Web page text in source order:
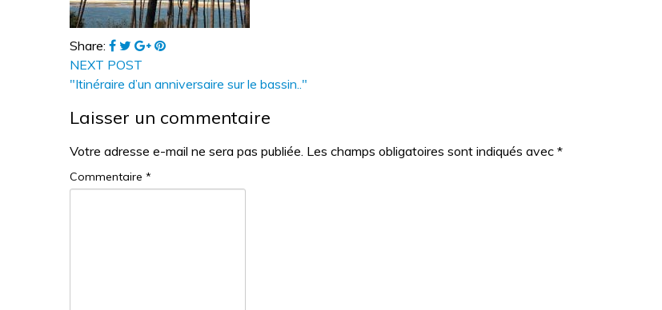
Share:
NEXT POST
"Itinéraire d’un anniversaire sur le bassin.."
Laisser un commentaire
Votre adresse e-mail ne sera pas publiée. Les champs obligatoires sont indiqués avec *
Commentaire *